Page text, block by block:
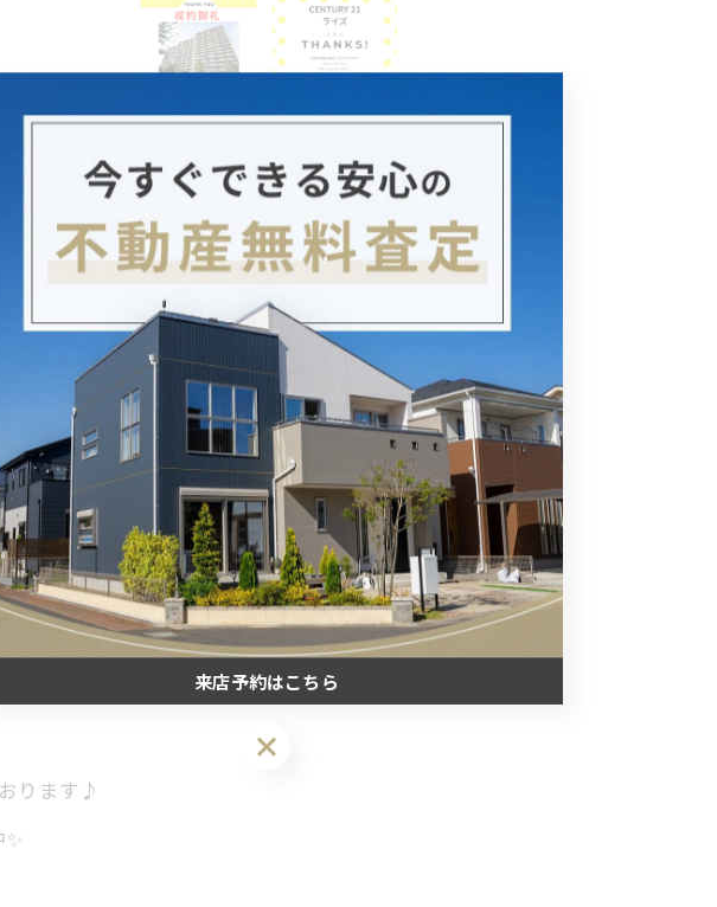
成約になりました🏠✨
ださい✨
ットワーク
ります♪
来店予約はこちら
来店予約はこちら